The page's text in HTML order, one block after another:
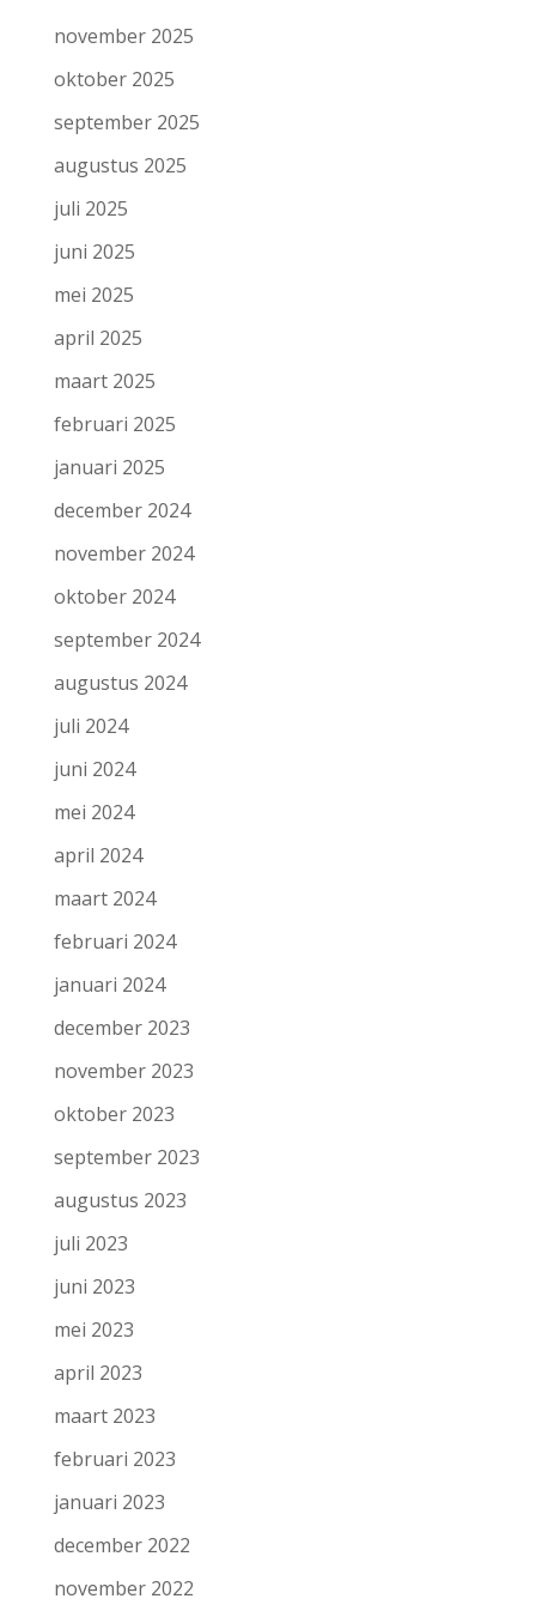
november 2025
oktober 2025
september 2025
augustus 2025
juli 2025
juni 2025
mei 2025
april 2025
maart 2025
februari 2025
januari 2025
december 2024
november 2024
oktober 2024
september 2024
augustus 2024
juli 2024
juni 2024
mei 2024
april 2024
maart 2024
februari 2024
januari 2024
december 2023
november 2023
oktober 2023
september 2023
augustus 2023
juli 2023
juni 2023
mei 2023
april 2023
maart 2023
februari 2023
januari 2023
december 2022
november 2022